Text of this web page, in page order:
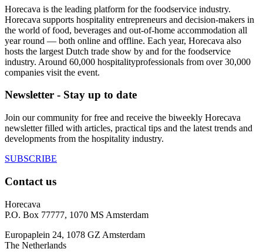
Horecava is the leading platform for the foodservice industry.
Horecava supports hospitality entrepreneurs and decision-makers in
the world of food, beverages and out-of-home accommodation all
year round — both online and offline. Each year, Horecava also
hosts the largest Dutch trade show by and for the foodservice
industry. Around 60,000 hospitalityprofessionals from over 30,000
companies visit the event.
Newsletter - Stay up to date
Join our community for free and receive the biweekly Horecava
newsletter filled with articles, practical tips and the latest trends and
developments from the hospitality industry.
SUBSCRIBE
Contact us
Horecava
P.O. Box 77777, 1070 MS Amsterdam
Europaplein 24, 1078 GZ Amsterdam
The Netherlands